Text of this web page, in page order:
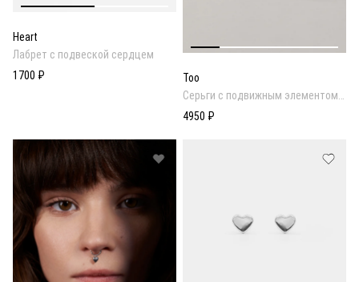
Heart
Лабрет с подвеской сердцем
1700 ₽
Too
Серьги с подвижным элементом
сердцем
4950 ₽